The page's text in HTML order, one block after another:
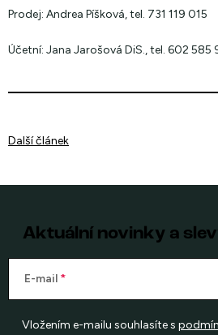
Prodej: Andrea Píšková, tel. 731 119 015
Účetní: Jana Jarošová DiS., tel. 602 585
Další článek
Aktuální novinky a
E-mail
Vložením e-mailu souhlasíte s